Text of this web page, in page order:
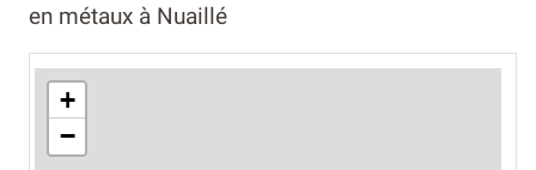
en métaux à Nuaillé
+
−